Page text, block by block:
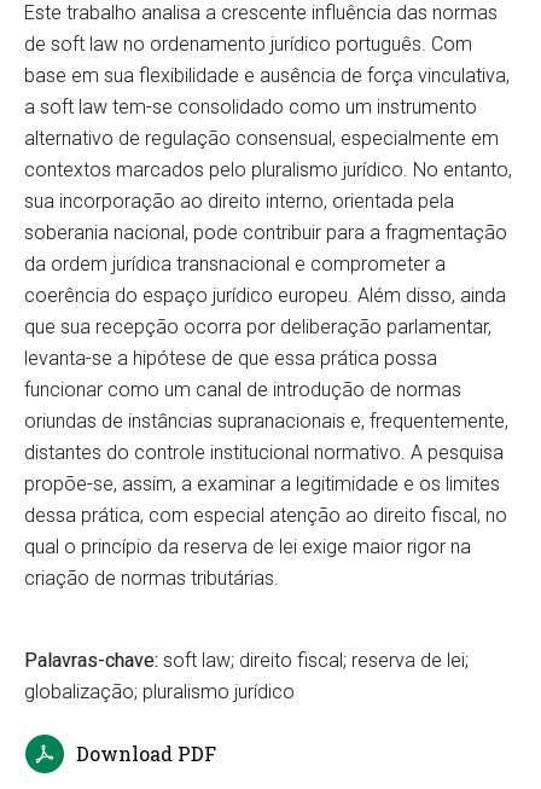
Este trabalho analisa a crescente influência das normas
de soft law no ordenamento jurídico português. Com
base em sua flexibilidade e ausência de força vinculativa,
a soft law tem-se consolidado como um instrumento
alternativo de regulação consensual, especialmente em
contextos marcados pelo pluralismo jurídico. No entanto,
sua incorporação ao direito interno, orientada pela
soberania nacional, pode contribuir para a fragmentação
da ordem jurídica transnacional e comprometer a
coerência do espaço jurídico europeu. Além disso, ainda
que sua recepção ocorra por deliberação parlamentar,
levanta-se a hipótese de que essa prática possa
funcionar como um canal de introdução de normas
oriundas de instâncias supranacionais e, frequentemente,
distantes do controle institucional normativo. A pesquisa
propõe-se, assim, a examinar a legitimidade e os limites
dessa prática, com especial atenção ao direito fiscal, no
qual o princípio da reserva de lei exige maior rigor na
criação de normas tributárias.
Palavras-chave: soft law; direito fiscal; reserva de lei;
globalização; pluralismo jurídico
Download PDF